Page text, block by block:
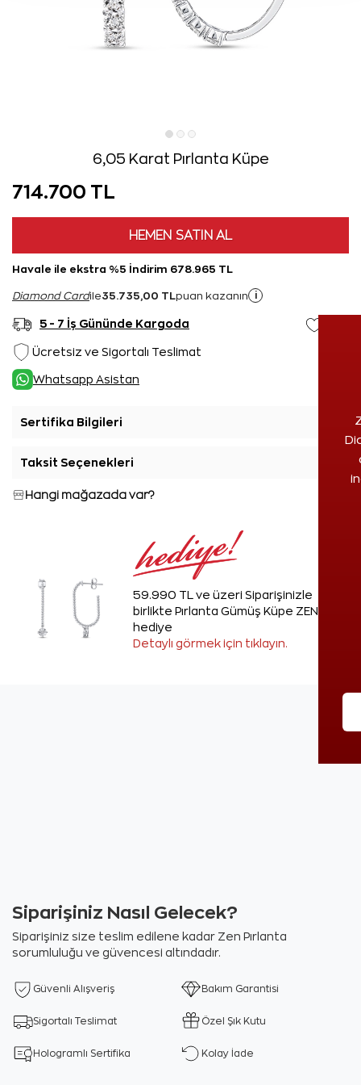
6,05 Karat Pırlanta Küpe
714.700 TL
HEMEN SATIN AL
Havale ile ekstra %5 İndirim 678.965 TL
Diamond Cardile35.735,00 TL puan kazanın i
5 - 7 İş Gününde Kargoda
Ücretsiz ve Sigortalı Teslimat
Whatsapp Asistan
Sertifika Bilgileri
Taksit Seçenekleri
Hangi mağazada var?
59.990 TL ve üzeri Siparişinizle
birlikte Pırlanta Gümüş Küpe ZEN'den
hediye
Detaylı görmek için tıklayın.
Siparişiniz Nasıl Gelecek?
Siparişiniz size teslim edilene kadar Zen Pırlanta
sorumluluğu ve güvencesi altındadır.
Güvenli Alışveriş Bakım Garantisi
Sigortalı Teslimat Özel Şık Kutu
Hologramlı Sertifika Kolay İade